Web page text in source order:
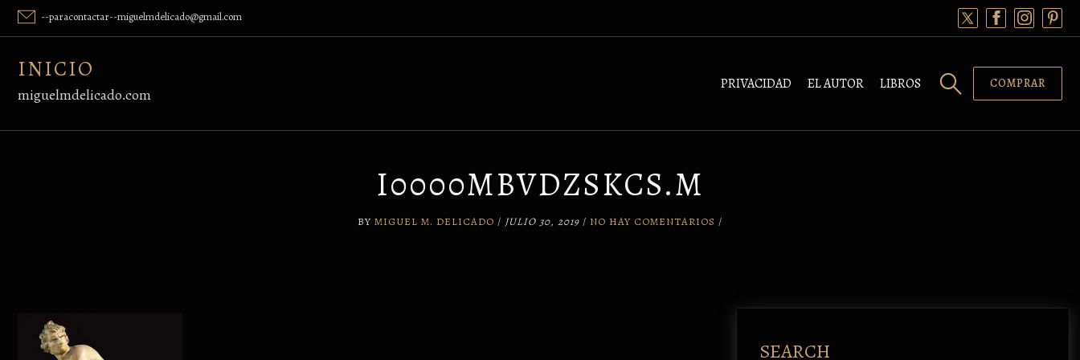
Skip
content
--paracontactar--miguelmdelicado@gmail.com
INICIO
miguelmdelicado.com
PRIVACIDAD EL AUTOR LIBROS COMPRAR
I0000MBVDZSKCS.M
BY MIGUEL M. DELICADO / JULIO 30, 2019 / NO HAY COMENTARIOS /
SEARCH